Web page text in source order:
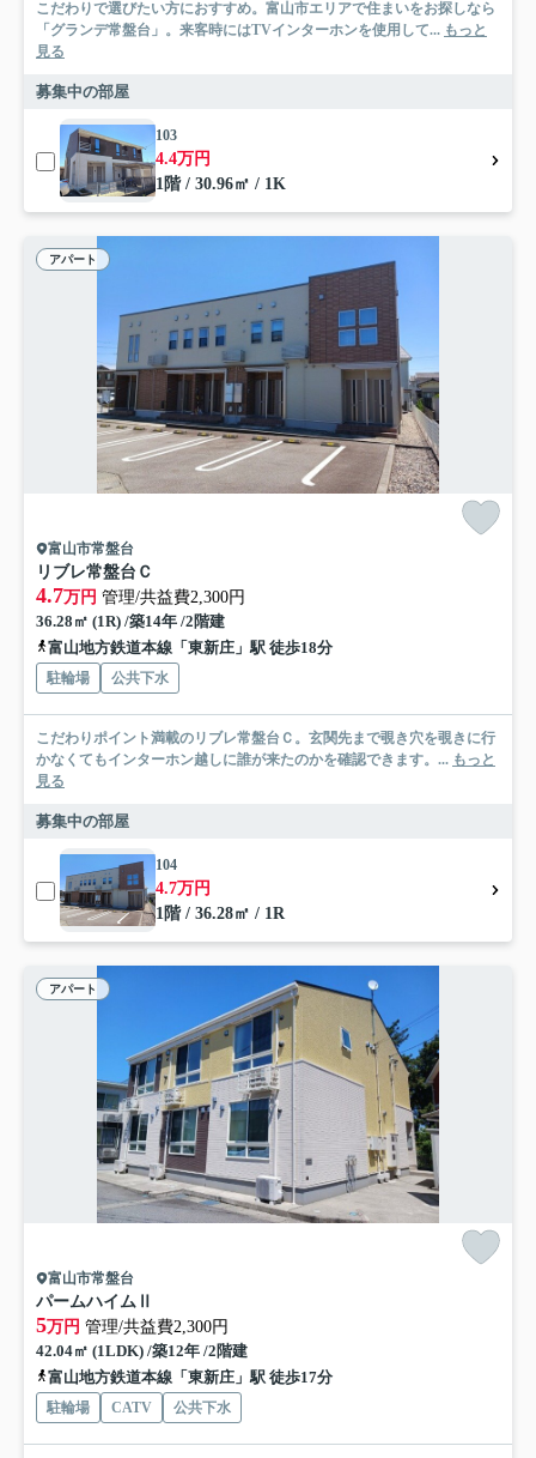
こだわりで選びたい方におすすめ。富山市エリアで住まいをお探しなら
「グランデ常盤台」。来客時にはTVインターホンを使用して... もっと
見る
募集中の部屋
103
4.4万円
1階 / 30.96㎡ / 1K
アパート
富山市常盤台
リブレ常盤台Ｃ
4.7万円 管理/共益費2,300円
36.28㎡ (1R) /築14年 /2階建
富山地方鉄道本線「東新庄」駅 徒歩18分
駐輪場 公共下水
こだわりポイント満載のリブレ常盤台Ｃ。玄関先まで覗き穴を覗きに行
かなくてもインターホン越しに誰が来たのかを確認できます。... もっと
見る
募集中の部屋
104
4.7万円
1階 / 36.28㎡ / 1R
アパート
富山市常盤台
パームハイムⅡ
5万円 管理/共益費2,300円
42.04㎡ (1LDK) /築12年 /2階建
富山地方鉄道本線「東新庄」駅 徒歩17分
駐輪場 CATV 公共下水